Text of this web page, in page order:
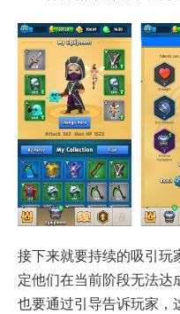
接下来就要持续的吸引玩
定他们在当前阶段无法达
也要通过引导告诉玩家，